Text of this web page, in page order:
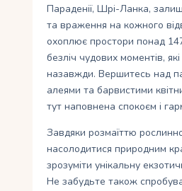
Параденії, Шрі-Ланка,
та враження на кожного
охоплює простори понад
безліч чудових моментів,
назавжди. Вершитесь над
алеями та барвистими
тут наповнена спокоєм і
Завдяки розмаїттю
насолодитися природним
зрозуміти унікальну
Не забудьте також